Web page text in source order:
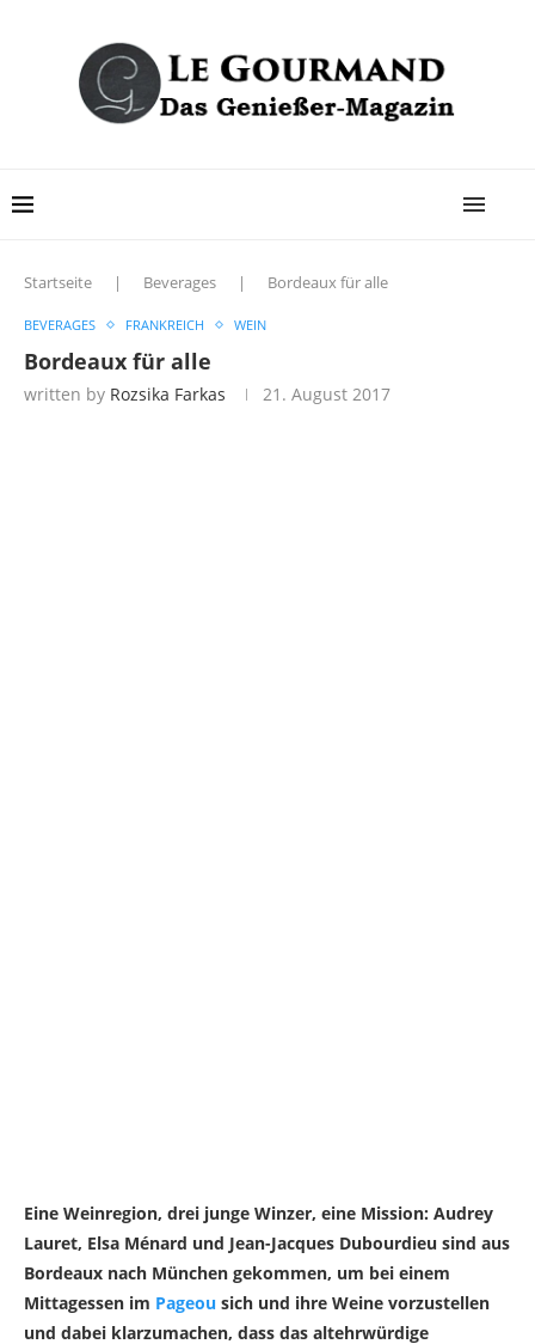
Startseite | Beverages | Bordeaux für alle
BEVERAGES FRANKREICH WEIN
Bordeaux für alle
written by Rozsika Farkas 21. August 2017
Eine Weinregion, drei junge Winzer, eine Mission: Audrey
Lauret, Elsa Ménard und Jean-Jacques Dubourdieu sind aus
Bordeaux nach München gekommen, um bei einem
Mittagessen im Pageou sich und ihre Weine vorzustellen
und dabei klarzumachen, dass das altehrwürdige